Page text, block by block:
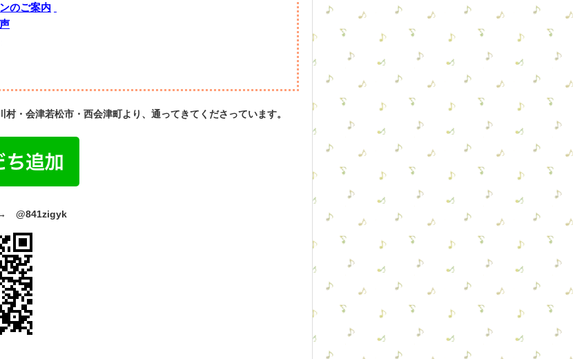
のご案内
村・会津若松市・西会津町より、通ってきてくださっています。
@841zigyk